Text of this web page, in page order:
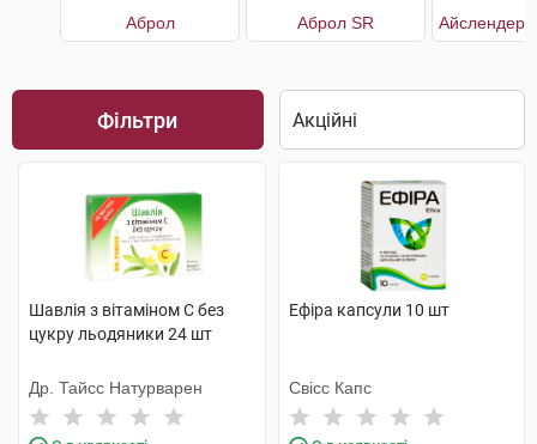
Аброл Аброл SR
Фільтри
Шавлія з вітаміном С без
цукру льодяники 24 шт
Др. Тайсс Натурварен
Ефіра капсули 10 шт
Свісс Капс